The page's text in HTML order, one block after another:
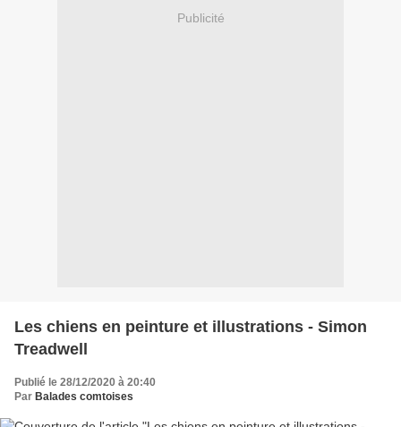
Publicité
Les chiens en peinture et illustrations - Simon
Treadwell
Publié le 28/12/2020 à 20:40
Par Balades comtoises